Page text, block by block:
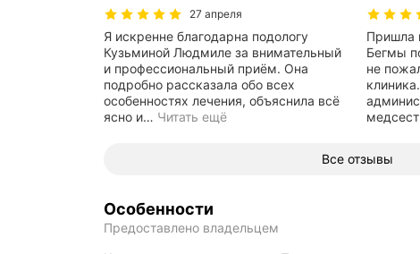
27 апреля
Я искренне благодарна подологу
Кузьминой Людмиле за внимательный
и профессиональный приём. Она
подробно рассказала обо всех
особенностях лечения, объяснила всё
ясно и… Читать ещё
Пришла
Бегмы
не пожалела.
Все отзывы
Особенности
Предоставлено владельцем